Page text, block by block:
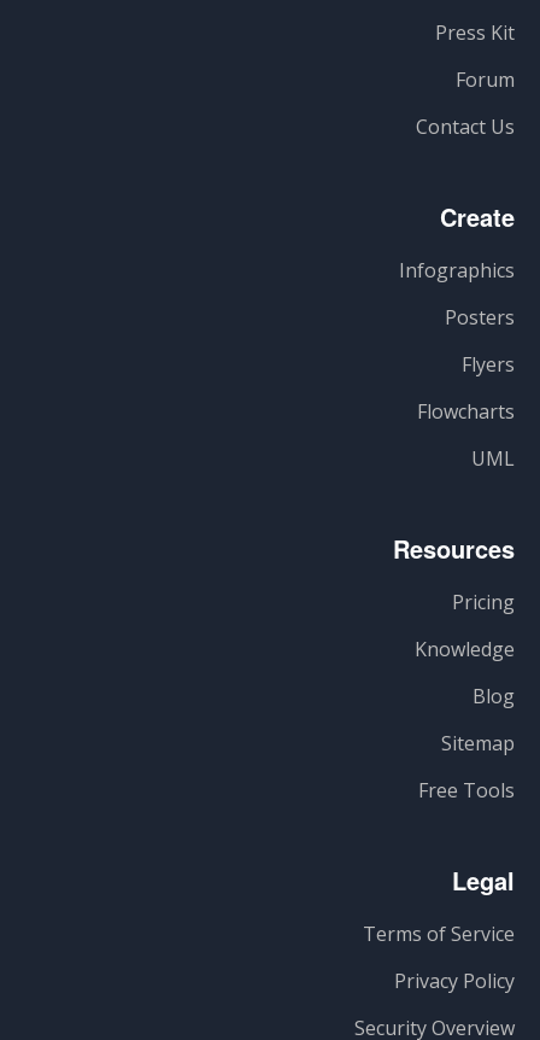
Press Kit
Forum
Contact Us
Create
Infographics
Posters
Flyers
Flowcharts
UML
Resources
Pricing
Knowledge
Blog
Sitemap
Free Tools
Legal
Terms of Service
Privacy Policy
Security Overview